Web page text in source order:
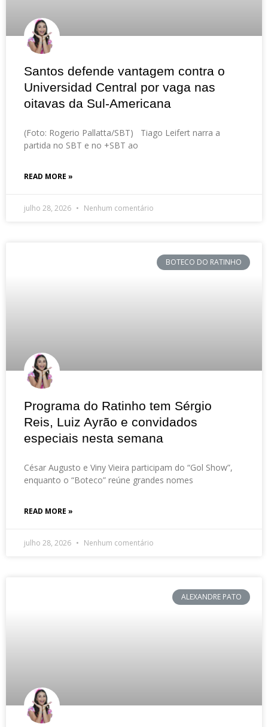
Santos defende vantagem contra o
Universidad Central por vaga nas
oitavas da Sul-Americana
(Foto: Rogerio Pallatta/SBT) Tiago Leifert narra a
partida no SBT e no +SBT ao
READ MORE »
julho 28, 2026 Nenhum comentário
BOTECO DO RATINHO
Programa do Ratinho tem Sérgio
Reis, Luiz Ayrão e convidados
especiais nesta semana
César Augusto e Viny Vieira participam do “Gol Show”,
enquanto o “Boteco” reúne grandes nomes
READ MORE »
julho 28, 2026 Nenhum comentário
ALEXANDRE PATO